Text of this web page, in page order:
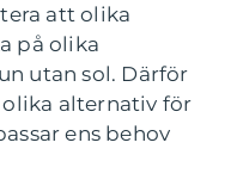
att olika
på olika
utan sol. Därför
alternativ för
ens behov